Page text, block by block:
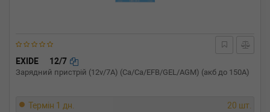
EXIDE 12/7
Зарядний пристрій (12v/7A) (Ca/Ca/EFB/GEL/AGM) (акб до 150A)
Термін 1 дн. 20 шт.